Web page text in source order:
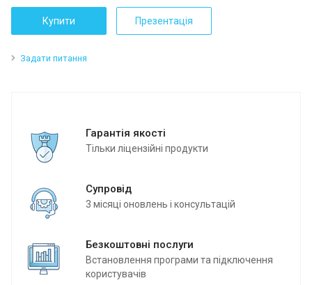
Купити Презентація
Задати питання
Гарантія якості
Тільки ліцензійні продукти
Супровід
3 місяці оновлень і консультацій
Безкоштовні послуги
Встановлення програми та підключення
користувачів